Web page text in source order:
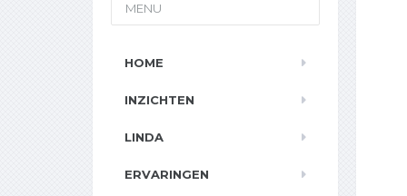
MENU
HOME
INZICHTEN
LINDA
ERVARINGEN